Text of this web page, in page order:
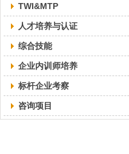
TWI&MTP
人才培养与认证
综合技能
企业内训师培养
标杆企业考察
咨询项目